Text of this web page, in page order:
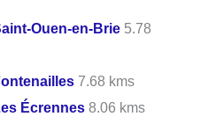
Ouen-en-Brie 5.78
7.68 kms
Écrennes 8.06 kms